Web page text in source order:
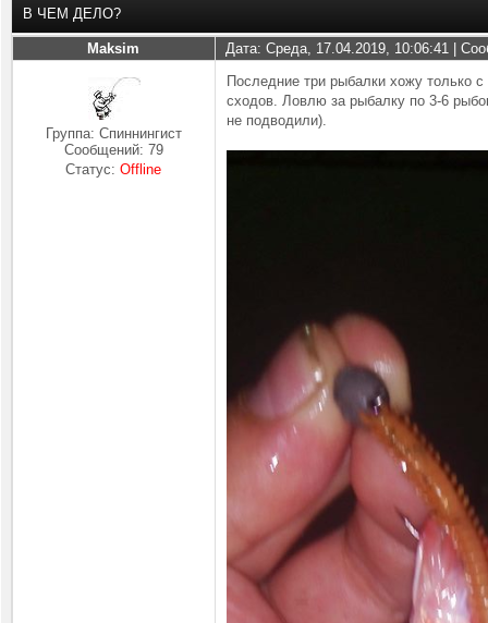
В ЧЕМ ДЕЛО?
Maksim Дата: Среда, 17.04.2019, 10:06:41 |
Группа: Спиннингист
Сообщений: 79
Статус:Offline
Последние три рыбалки хожу только
сходов. Ловлю за рыбалку по 3-6
не подводили).